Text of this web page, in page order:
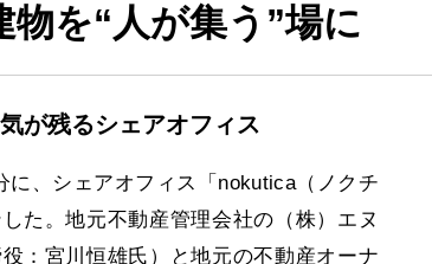
を“人が集う”場に
が残るシェアオフィス
、シェアオフィス「nokutica（ノクチ
た。地元不動産管理会社の（株）エヌ
：宮川恒雄氏）と地元の不動産オーナ